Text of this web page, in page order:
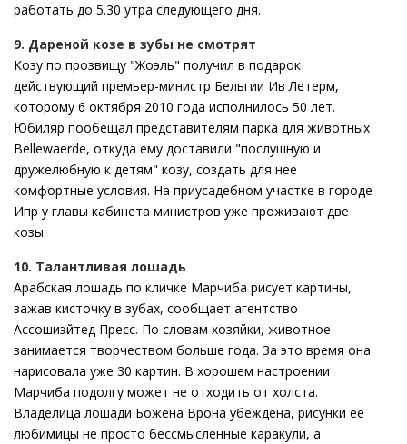
работать до 5.30 утра следующего дня.
9. Дареной козе в зубы не смотрят
Козу по прозвищу "Жоэль" получил в подарок
действующий премьер-министр Бельгии Ив Летерм,
которому 6 октября 2010 года исполнилось 50 лет.
Юбиляр пообещал представителям парка для животных
Bellewaerde, откуда ему доставили "послушную и
дружелюбную к детям" козу, создать для нее
комфортные условия. На приусадебном участке в городе
Ипр у главы кабинета министров уже проживают две
козы.
10. Талантливая лошадь
Арабская лошадь по кличке Марчиба рисует картины,
зажав кисточку в зубах, сообщает агентство
Ассошиэйтед Пресс. По словам хозяйки, животное
занимается творчеством больше года. За это время она
нарисовала уже 30 картин. В хорошем настроении
Марчиба подолгу может не отходить от холста.
Владелица лошади Божена Врона убеждена, рисунки ее
любимицы не просто бессмысленные каракули, а